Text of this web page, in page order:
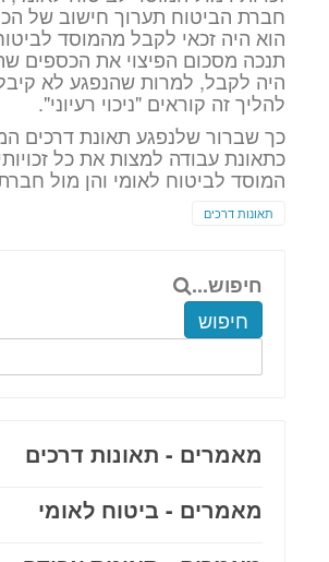
חברת הביטוח תערוך חישוב של
הוא היה זכאי לקבל מהמוסד
תנכה מסכום הפיצוי את הכספים
היה לקבל, למרות שהנפגע לא
להליך זה קוראים "ניכוי רעיוני".
כך שברור שלנפגע תאונת דרכים
כתאונת עבודה למצות את כל
המוסד לביטוח לאומי והן מול
תאונות דרכים
חיפוש...
חיפוש
מאמרים - תאונות דרכים
מאמרים - ביטוח לאומי